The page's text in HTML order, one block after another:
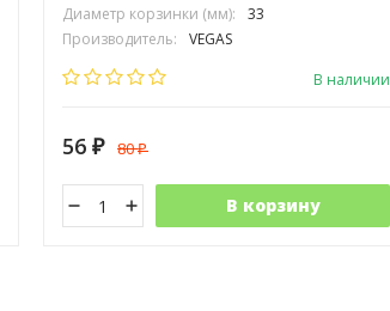
Диаметр корзинки (мм):
33
Производитель:
VEGAS
В наличии
56 ₽ 80₽
В корзину